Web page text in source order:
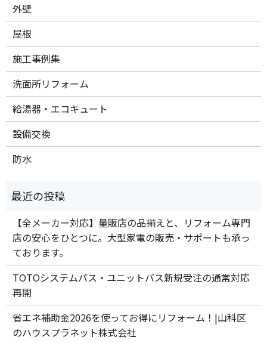
外壁
屋根
施工事例集
洗面所リフォーム
給湯器・エコキュート
設備交換
防水
【全メーカー対応】量販店の品揃えと、リフォーム専門
店の安心をひとつに。大型家電の販売・サポートも承っ
ております。
TOTOシステムバス・ユニットバス新規受注の通常対応
再開
省エネ補助金2026を使ってお得にリフォーム！|山科区
のハウスプラネット株式会社